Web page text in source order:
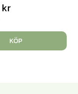
kr
KÖP